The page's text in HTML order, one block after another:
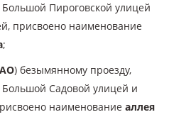
Пироговской улицей
присвоено наименование
;
) безымянному проезду,
Садовой улицей и
наименование аллея